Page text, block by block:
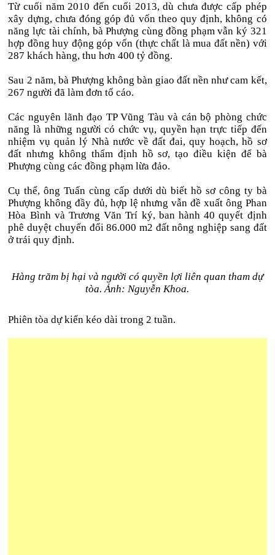
Từ cuối năm 2010 đến cuối 2013, dù chưa được cấp phép
xây dựng, chưa đóng góp đủ vốn theo quy định, không có
năng lực tài chính, bà Phượng cùng đồng phạm vẫn ký 321
hợp đồng huy động góp vốn (thực chất là mua đất nền) với
287 khách hàng, thu hơn 400 tỷ đồng.
Sau 2 năm, bà Phượng không bàn giao đất nền như cam kết,
267 người đã làm đơn tố cáo.
Các nguyên lãnh đạo TP Vũng Tàu và cán bộ phòng chức
năng là những người có chức vụ, quyền hạn trực tiếp đến
nhiệm vụ quản lý Nhà nước về đất đai, quy hoạch, hồ sơ
đất nhưng không thẩm định hồ sơ, tạo điều kiện để bà
Phượng cùng các đồng phạm lừa đảo.
Cụ thể, ông Tuấn cùng cấp dưới dù biết hồ sơ công ty bà
Phượng không đầy đủ, hợp lệ nhưng vẫn đề xuất ông Phan
Hòa Bình và Trương Văn Trí ký, ban hành 40 quyết định
phê duyệt chuyển đổi 86.000 m2 đất nông nghiệp sang đất
ở trái quy định.
Hàng trăm bị hại và người có quyền lợi liên quan tham dự
tòa. Ảnh: Nguyễn Khoa.
Phiên tòa dự kiến kéo dài trong 2 tuần.